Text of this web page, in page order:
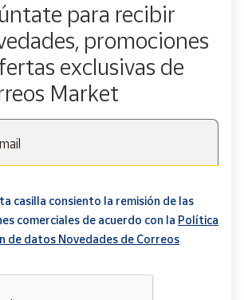
para recibir
promociones
exclusivas de
Market
casilla consiento la remisión de las
comerciales de acuerdo con la Política
de datos Novedades de Correos